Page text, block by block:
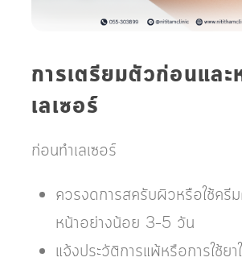
การเตรียมตัวก่อนและ
เลเซอร์
ก่อนทำเลเซอร์
ควรงดการสครับผิวหรือใช้ครี
หน้าอย่างน้อย 3–5 วัน
แจ้งประวัติการแพ้หรือการใช้ย